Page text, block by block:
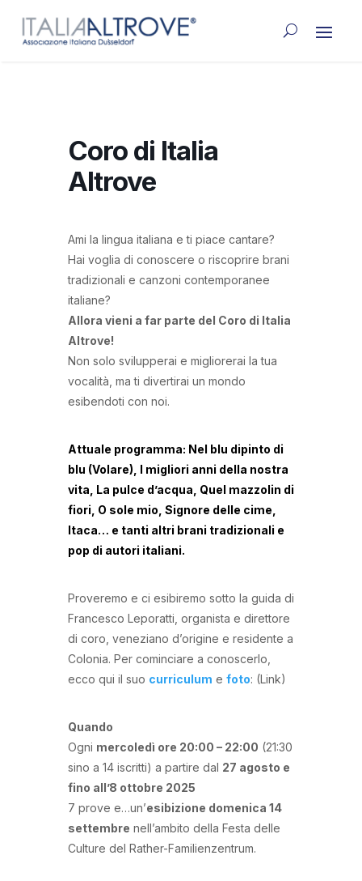
Coro di Italia
Altrove
Ami la lingua italiana e ti piace cantare?
Hai voglia di conoscere o riscoprire brani
tradizionali e canzoni contemporanee
italiane?
Allora vieni a far parte del Coro di Italia
Altrove!
Non solo svilupperai e migliorerai la tua
vocalità, ma ti divertirai un mondo
esibendoti con noi.
Attuale programma: Nel blu dipinto di
blu (Volare), I migliori anni della nostra
vita, La pulce d’acqua, Quel mazzolin di
fiori, O sole mio, Signore delle cime,
Itaca… e tanti altri brani tradizionali e
pop di autori italiani.
Proveremo e ci esibiremo sotto la guida di
Francesco Leporatti, organista e direttore
di coro, veneziano d’origine e residente a
Colonia. Per cominciare a conoscerlo,
ecco qui il suo curriculum e foto: (Link)
Quando
Ogni mercoledì ore 20:00 – 22:00 (21:30
sino a 14 iscritti) a partire dal 27 agosto e
fino all’8 ottobre 2025
7 prove e…un’esibizione domenica 14
settembre nell’ambito della Festa delle
Culture del Rather-Familienzentrum.